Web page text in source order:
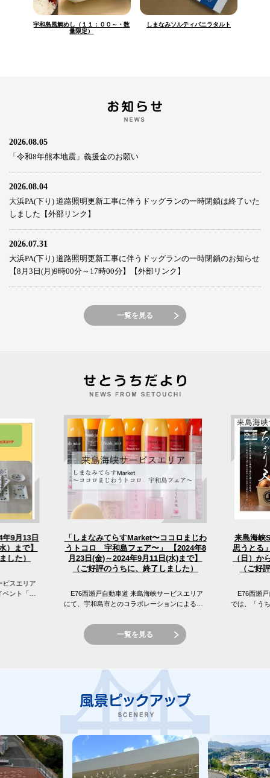
宇和島風鯛めし（１１：００～・数
量限定）
しまなみソルティバニラタルト
2026.08.05
「令和8年熊本地震」義援金のお願い
2026.08.04
大浜PA(下り) 道路照明更新工事に伴うドッグランの一時閉鎖は終了いた
しました【外部リンク】
2026.07.31
大浜PA(下り) 道路照明更新工事に伴うドッグランの一時閉鎖のお知らせ
【8月3日(月)9時00分～17時00分】【外部リンク】
一覧を見る
9月13日
）まで】
した）
スエリア
ント「え
「しまなみてらすMarket〜ココロまじわ
うトコロ 宇和島フェア〜」 【2024年8
月23日(金)～2024年9月11日(水)まで】
（ご好評のうちに、終了しました）
E76西瀬戸自動車道 来島海峡サービスエリア
にて、宇和島市とのコラボレーションによる
ロ 宇和島フェア〜」を開催...
来島海峡
思うとる
（日）か
（ご好
E76西瀬戸
では、「う
一覧を見る